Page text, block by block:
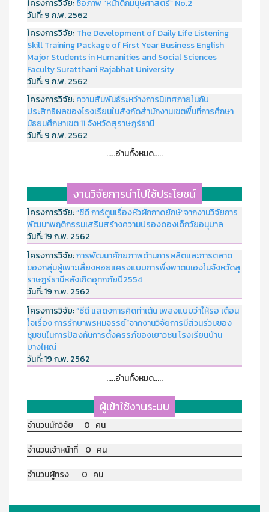
โครงการวิจัย:ชื่อภาพ “หน้าตึกมนุษศาสตร์” No.2
วันที่:9 ก.พ. 2562
โครงการวิจัย:The Development of Daily Life Listening
Skill Training Package of First Year Business English
Major Students in Humanities and Social Sciences
Faculty Suratthani Rajabhat University
วันที่:9 ก.พ. 2562
โครงการวิจัย:ความสัมพันธ์ระหว่างการนิเทศภายในกับ
ประสิทธิผลของโรงเรียนในสังกัดสำนักงานเขตพื้นที่การศึกษา
มัธยมศึกษาเขต 11 จังหวัดสุราษฎร์ธานี
วันที่:9 ก.พ. 2562
.....อ่านทั้งหมด.....
งานวิจัยการนำไปใช้ประโยชน์
โครงการวิจัย:“ซีดี การ์ตูนเรื่องหัวผักกาดยักษ์”จากงานวิจัยการ
พัฒนาพฤติกรรมเสริมสร้างความปรองดองเด็กวัยอนุบาล
วันที่:19 ก.พ. 2562
โครงการวิจัย:การพัฒนาศักยภาพด้านการผลิตและการตลาด
ของกลุ่มผู้เพาะเลี้ยงหอยแครงแบบการพึ่งพาตนเองในจังหวัดสุ
ราษฏร์ธานีหลังเกิดอุทกภัยปี2554
วันที่:19 ก.พ. 2562
โครงการวิจัย:“ซีดี แสดงการคิดท่าเต้น เพลงแบบว่าให้รอ เตือน
ใจเรื่อง การรักษาพรหมจรรย์”จากงานวิจัยการมีส่วนร่วมของ
ชุมชนในการป้องกันการตั้งครรภ์ของเยาวชน โรงเรียนบ้าน
บางใหญ่
วันที่:19 ก.พ. 2562
.....อ่านทั้งหมด.....
ผู้เข้าใช้งานระบบ
จำนวนนักวิจัย 0 คน
จำนวนเจ้าหน้าที่ 0 คน
จำนวนผู้ทรง 0 คน